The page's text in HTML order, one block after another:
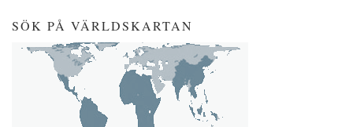
SÖK PÅ VÄRLDSKARTAN